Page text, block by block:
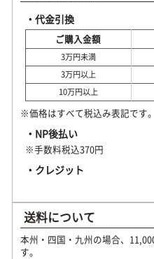
・代金引換
ご購入金額
3万円未満
3万円以上
10万円以上
※価格はすべて税込み表記です。
・NP後払い
※手数料税込370円
・クレジット
送料について
本州・四国・九州の場合、
す。